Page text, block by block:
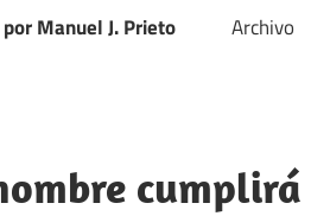
Manuel J. Prieto Archivo
cumplirá